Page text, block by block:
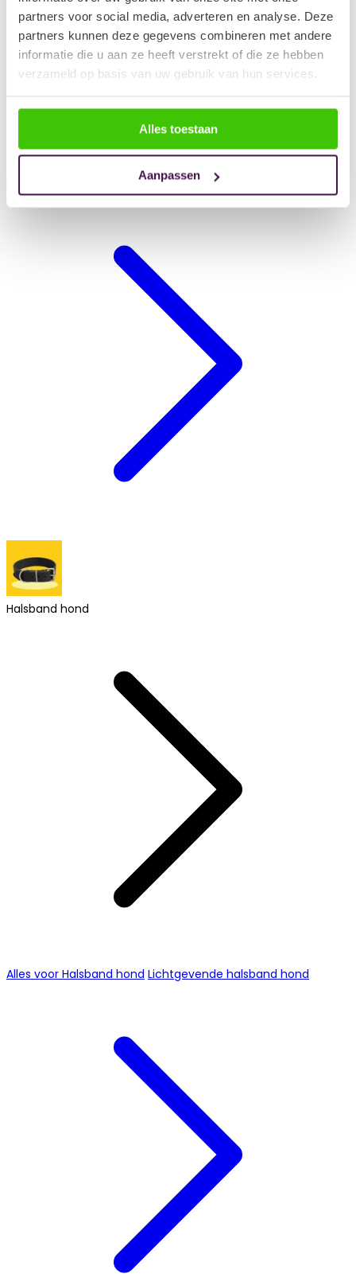
partners voor social media, adverteren en analyse. Deze
partners kunnen deze gegevens combineren met andere
informatie die u aan ze heeft verstrekt of die ze hebben
verzameld op basis van uw gebruik van hun services.
Alles toestaan
Aanpassen
Halsband hond
Alles voor Halsband hond Lichtgevende halsband hond